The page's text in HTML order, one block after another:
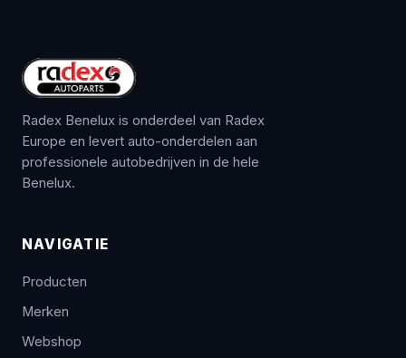
Radex Benelux is onderdeel van Radex
Europe en levert auto-onderdelen aan
professionele autobedrijven in de hele
Benelux.
NAVIGATIE
Producten
Merken
Webshop